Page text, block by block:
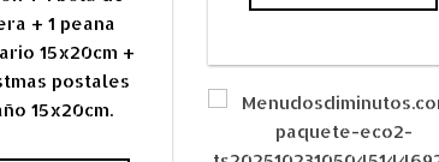
+ 1 peana
15x20cm +
postales
15x20cm.